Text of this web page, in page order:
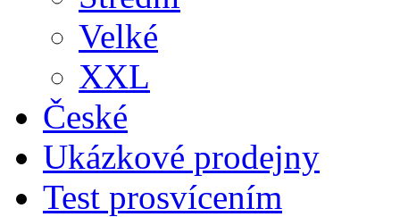
Velké
XXL
České
Ukázkové prodejny
Test prosvícením